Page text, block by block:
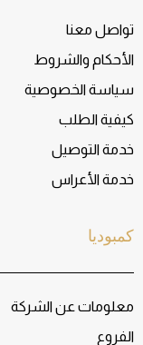
كمبوديا
معلومات عن الشركة
الفروع
تواصل معنا
الأحكام والشروط
سياسة الخصوصية
كيفية الطلب
خدمة التوصيل
خدمة الأعراس